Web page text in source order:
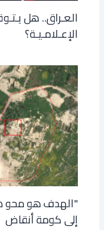
العـراق.. هل
الإعـلامـيـة؟
"الهدف هو محو
إلى كومة أنقاض